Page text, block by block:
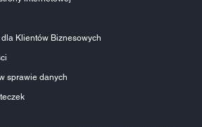
Klientów Biznesowych
sprawie danych